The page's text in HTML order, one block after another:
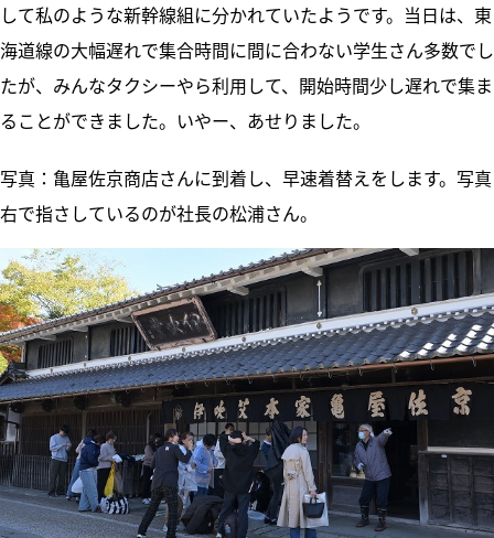
して私のような新幹線組に分かれていたようです。当日は、東
海道線の大幅遅れで集合時間に間に合わない学生さん多数でし
たが、みんなタクシーやら利用して、開始時間少し遅れで集ま
ることができました。いやー、あせりました。
写真：亀屋佐京商店さんに到着し、早速着替えをします。写真
右で指さしているのが社長の松浦さん。